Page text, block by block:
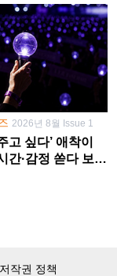
2026년 8월 Issue 1
고 싶다’ 애착이
간·감정 쏟다 보면
저작권 정책